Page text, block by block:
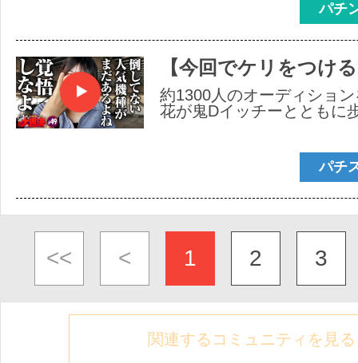
パチ
【今回でケリをつけ
約1300人のオーディショ
花が鬼Dイッチーとともに
パチ
<< < 1 2 3
関連するコミュニティを見る